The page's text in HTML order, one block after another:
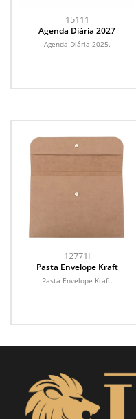
15111
Agenda Diária 2027
Agenda Diária 2025.
12771I
Pasta Envelope Kraft
Pasta Envelope Kraft.